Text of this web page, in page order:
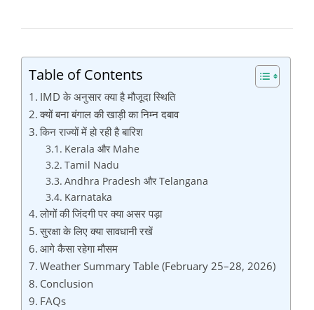
Table of Contents
IMD के अनुसार क्या है मौजूदा स्थिति
क्यों बना बंगाल की खाड़ी का निम्न दबाव
किन राज्यों में हो रही है बारिश
Kerala और Mahe
Tamil Nadu
Andhra Pradesh और Telangana
Karnataka
लोगों की जिंदगी पर क्या असर पड़ा
सुरक्षा के लिए क्या सावधानी रखें
आगे कैसा रहेगा मौसम
Weather Summary Table (February 25–28, 2026)
Conclusion
FAQs